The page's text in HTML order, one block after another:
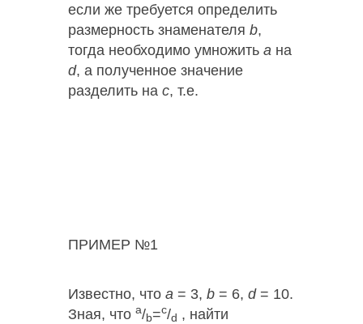
если же требуется определить
размерность знаменателя b,
тогда необходимо умножить a на
d, а полученное значение
разделить на c, т.е.
ПРИМЕР №1
Известно, что a = 3, b = 6, d= 10.
Зная, что a/b=c/d , найти